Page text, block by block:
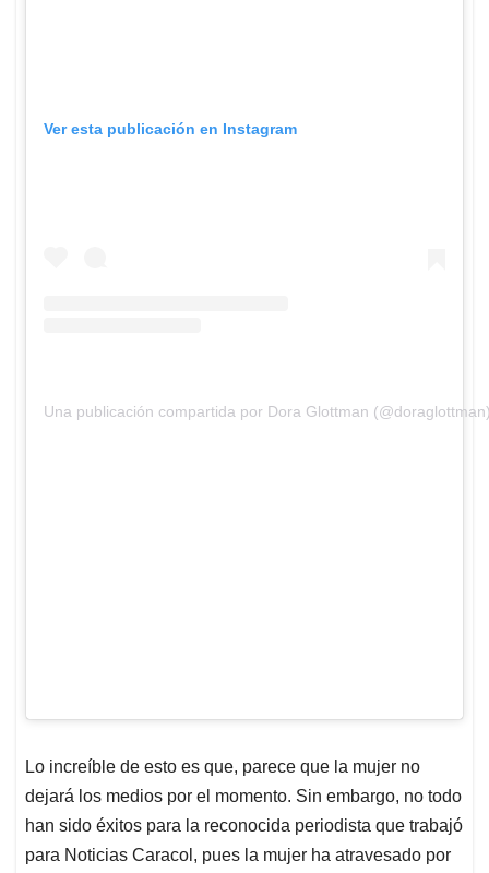
Ver esta publicación en Instagram
Una publicación compartida por Dora Glottman
Lo increíble de esto es que, parece que la mujer no
dejará los medios por el momento. Sin embargo, no todo
han sido éxitos para la reconocida periodista que trabajó
para Noticias Caracol, pues la mujer ha atravesado por